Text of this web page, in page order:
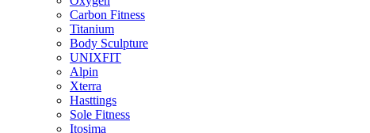
Carbon Fitness
Titanium
Body Sculpture
UNIXFIT
Alpin
Xterra
Hasttings
Sole Fitness
Itosima